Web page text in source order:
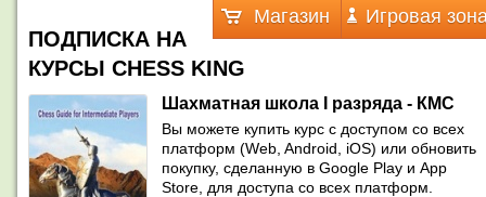
Магазин Игровая
ПОДПИСКА НА
КУРСЫ CHESS KING
Шахматная школа I разряда - КМС
Вы можете купить курс с доступом со всех
платформ (Web, Android, iOS) или обновить
покупку, сделанную в Google Play и App
Store, для доступа со всех платформ.